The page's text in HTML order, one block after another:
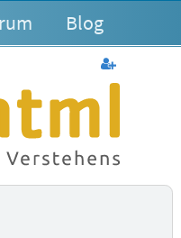
Blog